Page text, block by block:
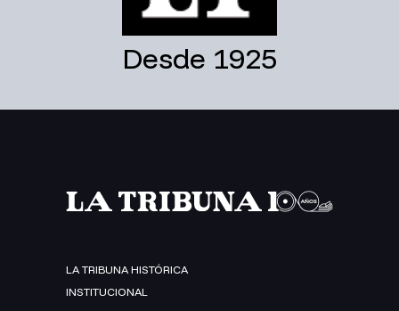
Desde 1925
LA TRIBUNA HISTÓRICA
INSTITUCIONAL